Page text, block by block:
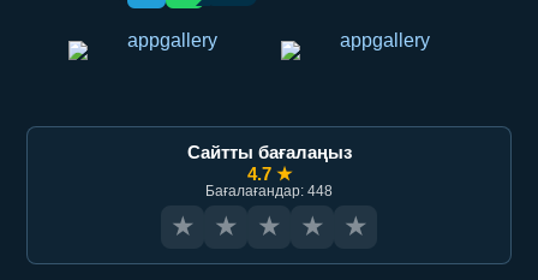
Сайтты бағалаңыз
4.7 ★
Бағалағандар: 448
★ ★ ★ ★ ★